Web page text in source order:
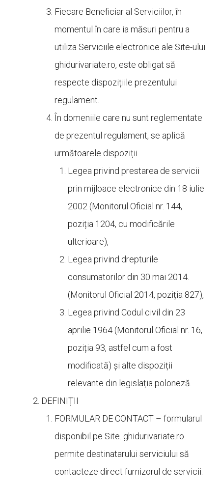
Fiecare Beneficiar al Serviciilor, în
momentul în care ia măsuri pentru a
utiliza Serviciile electronice ale Site-ului
ghidurivariate.ro, este obligat să
respecte dispozițiile prezentului
regulament.
În domeniile care nu sunt reglementate
de prezentul regulament, se aplică
următoarele dispoziții
Legea privind prestarea de servicii
prin mijloace electronice din 18 iulie
2002 (Monitorul Oficial nr. 144,
poziția 1204, cu modificările
ulterioare),
Legea privind drepturile
consumatorilor din 30 mai 2014.
(Monitorul Oficial 2014, poziția 827),
Legea privind Codul civil din 23
aprilie 1964 (Monitorul Oficial nr. 16,
poziția 93, astfel cum a fost
modificată) și alte dispoziții
relevante din legislația poloneză.
DEFINIȚII
FORMULAR DE CONTACT – formularul
disponibil pe Site. ghidurivariate.ro
permite destinatarului serviciului să
contacteze direct furnizorul de servicii.